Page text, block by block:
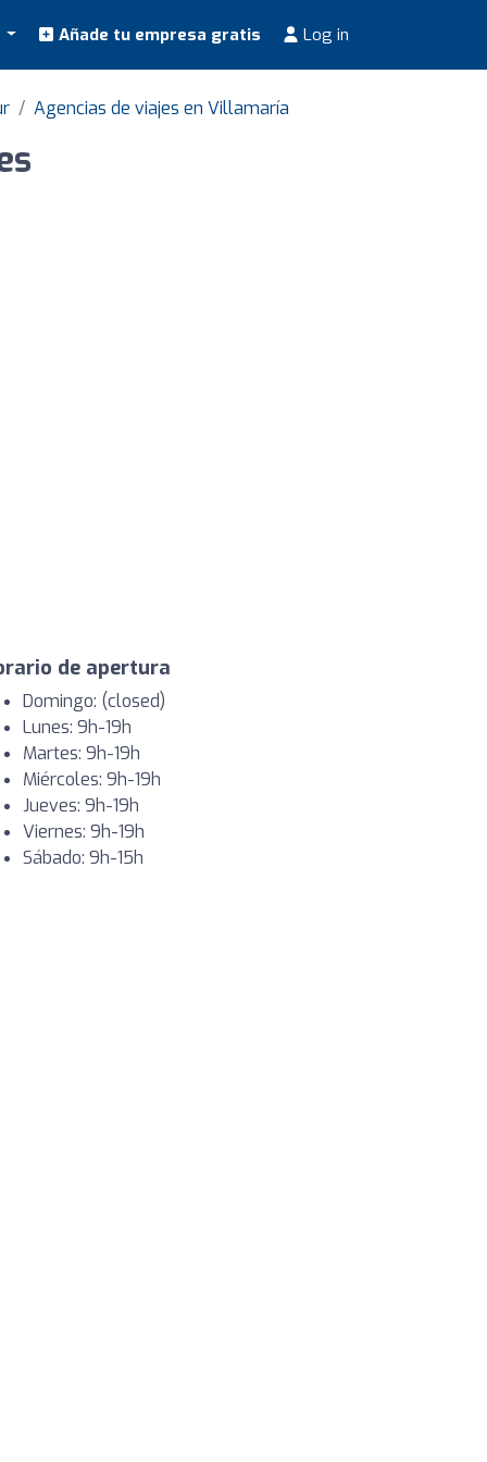
Añade tu empresa gratis Log in
Agencias de viajes en Villamaría
de apertura
Domingo: (closed)
Lunes: 9h-19h
Martes: 9h-19h
Miércoles: 9h-19h
Jueves: 9h-19h
Viernes: 9h-19h
Sábado: 9h-15h